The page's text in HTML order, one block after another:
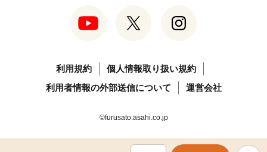
利用規約
個人情報取り扱い規約
利用者情報の外部送信について
運営会社
©furusato.asahi.co.jp